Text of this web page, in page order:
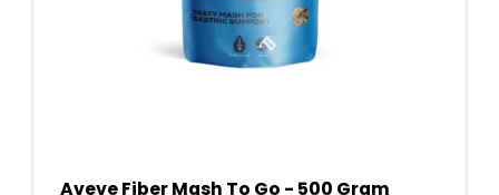
Aveve Fiber Mash To Go - 500 Gram